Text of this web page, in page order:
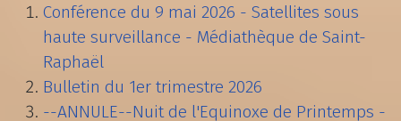
Conférence du 9 mai 2026 - Satellites sous
haute surveillance - Médiathèque de Saint-
Raphaël
Bulletin du 1er trimestre 2026
--ANNULE--Nuit de l'Equinoxe de Printemps -